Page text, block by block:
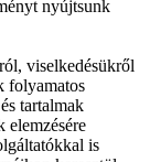
nyújtsunk
viselkedésükről
folyamatos
tartalmak
elemzésére
is